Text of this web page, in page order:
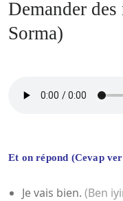
Demander
Sorma)
Et on répond (Cevap
Je vais bien. (Ben